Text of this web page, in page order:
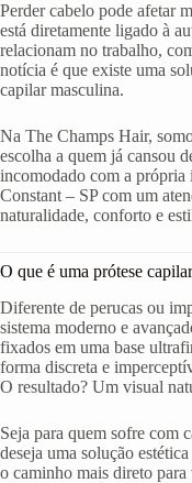
Perder cabelo pode afetar
está diretamente ligado à
relacionam no trabalho,
notícia é que existe uma
capilar masculina.
Na The Champs Hair,
escolha a quem já cansou
incomodado com a própria
Constant – SP com um
naturalidade, conforto e
O que é uma prótese
Diferente de perucas ou
sistema moderno e
fixados em uma base
forma discreta e
O resultado? Um visual
Seja para quem sofre com
deseja uma solução
o caminho mais direto